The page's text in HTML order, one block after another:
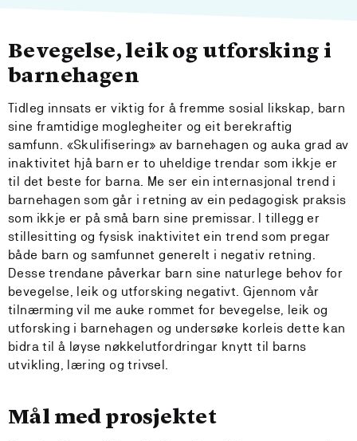
Bevegelse, leik og utforsking i
barnehagen
Tidleg innsats er viktig for å fremme sosial likskap, barn
sine framtidige moglegheiter og eit berekraftig
samfunn. «Skulifisering» av barnehagen og auka grad av
inaktivitet hjå barn er to uheldige trendar som ikkje er
til det beste for barna. Me ser ein internasjonal trend i
barnehagen som går i retning av ein pedagogisk praksis
som ikkje er på små barn sine premissar. I tillegg er
stillesitting og fysisk inaktivitet ein trend som pregar
både barn og samfunnet generelt i negativ retning.
Desse trendane påverkar barn sine naturlege behov for
bevegelse, leik og utforsking negativt. Gjennom vår
tilnærming vil me auke rommet for bevegelse, leik og
utforsking i barnehagen og undersøke korleis dette kan
bidra til å løyse nøkkelutfordringar knytt til barns
utvikling, læring og trivsel.
Mål med prosjektet